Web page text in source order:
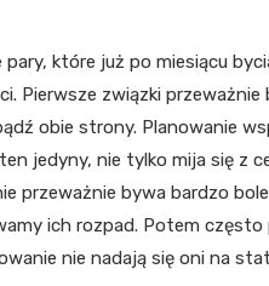
pary, które już po miesiącu
Pierwsze związki
obie strony. Planowanie
jedyny, nie tylko mija się z
przeważnie bywa bardzo
ich rozpad. Potem
nie nadają się oni na